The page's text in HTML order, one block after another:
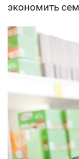
экономить